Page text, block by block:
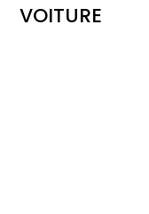
VOITURE